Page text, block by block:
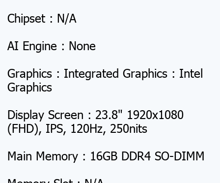
Chipset : N/A
AI Engine : None
Graphics : Integrated Graphics : Intel
Graphics
Display Screen : 23.8" 1920x1080
(FHD), IPS, 120Hz, 250nits
Main Memory : 16GB DDR4 SO-DIMM